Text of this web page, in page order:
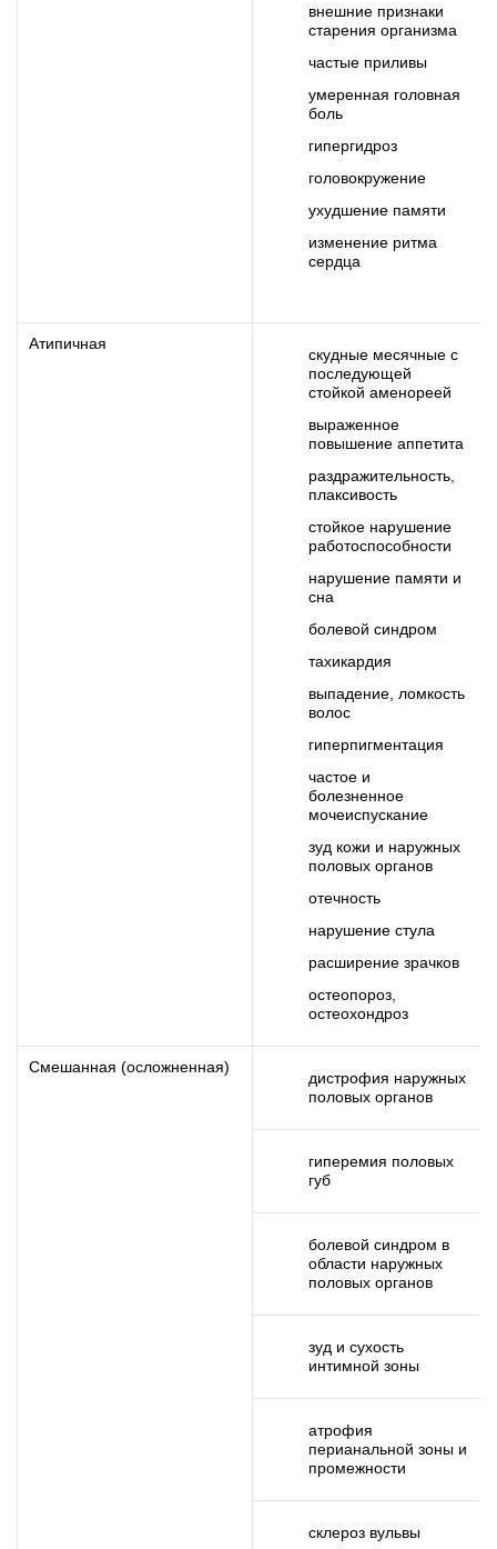
внешние признаки
старения организма
частые приливы
умеренная головная
боль
гипергидроз
головокружение
ухудшение памяти
изменение ритма
сердца
Атипичная
скудные месячные с
последующей
стойкой аменореей
выраженное
повышение аппетита
раздражительность,
плаксивость
стойкое нарушение
работоспособности
нарушение памяти и
сна
болевой синдром
тахикардия
выпадение, ломкость
волос
гиперпигментация
частое и
болезненное
мочеиспускание
зуд кожи и наружных
половых органов
отечность
нарушение стула
расширение зрачков
остеопороз,
остеохондроз
Смешанная (осложненная)
дистрофия наружных
половых органов
гиперемия половых
губ
болевой синдром в
области наружных
половых органов
зуд и сухость
интимной зоны
атрофия
перианальной зоны и
промежности
склероз вульвы